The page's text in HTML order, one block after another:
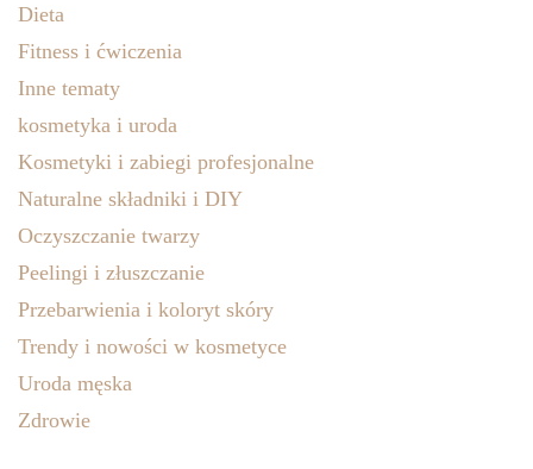
Dieta
Fitness i ćwiczenia
Inne tematy
kosmetyka i uroda
Kosmetyki i zabiegi profesjonalne
Naturalne składniki i DIY
Oczyszczanie twarzy
Peelingi i złuszczanie
Przebarwienia i koloryt skóry
Trendy i nowości w kosmetyce
Uroda męska
Zdrowie